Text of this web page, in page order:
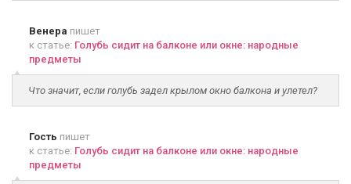
Венера пишет
к статье: Голубь сидит на балконе или окне: народные
предметы
Что значит, если голубь задел крылом окно балкона и улетел?
Гость пишет
к статье: Голубь сидит на балконе или окне: народные
предметы